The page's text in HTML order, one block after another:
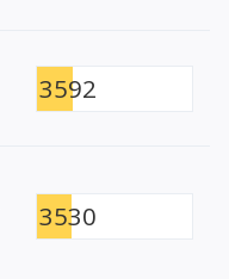
3592
3530